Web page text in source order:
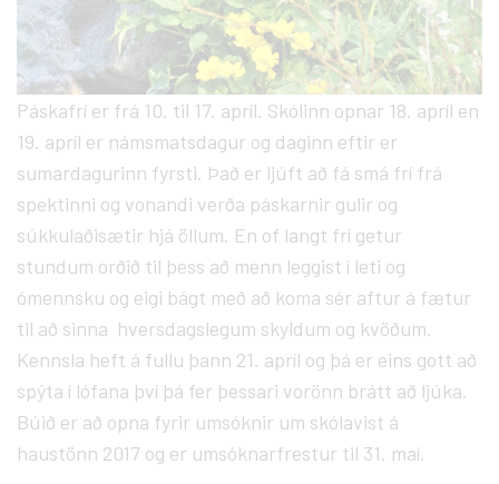
Páskafrí er frá 10. til 17. apríl. Skólinn opnar 18. apríl en
19. apríl er námsmatsdagur og daginn eftir er
sumardagurinn fyrsti. Það er ljúft að fá smá frí frá
spektinni og vonandi verða páskarnir gulir og
súkkulaðisætir hjá öllum. En of langt frí getur
stundum orðið til þess að menn leggist í leti og
ómennsku og eigi bágt með að koma sér aftur á fætur
til að sinna hversdagslegum skyldum og kvöðum.
Kennsla heft á fullu þann 21. apríl og þá er eins gott að
spýta í lófana því þá fer þessari vorönn brátt að ljúka.
Búið er að opna fyrir umsóknir um skólavist á
haustönn 2017 og er umsóknarfrestur til 31. maí.